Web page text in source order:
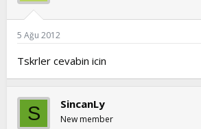
5 Ağu 2012
Tskrler cevabin icin
S SincanLy
New member